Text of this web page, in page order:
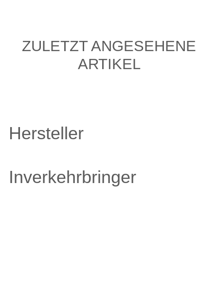
ZULETZT ANGESEHENE
ARTIKEL
Hersteller
Inverkehrbringer